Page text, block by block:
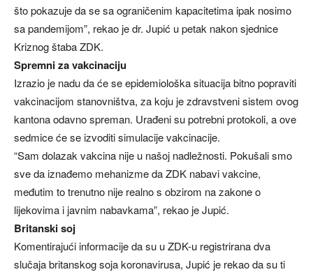
što pokazuje da se sa ograničenim kapacitetima ipak nosimo
sa pandemijom”, rekao je dr. Jupić u petak nakon sjednice
Kriznog štaba ZDK.
Spremni za vakcinaciju
Izrazio je nadu da će se epidemiološka situacija bitno popraviti
vakcinacijom stanovništva, za koju je zdravstveni sistem ovog
kantona odavno spreman. Urađeni su potrebni protokoli, a ove
sedmice će se izvoditi simulacije vakcinacije.
“Sam dolazak vakcina nije u našoj nadležnosti. Pokušali smo
sve da iznađemo mehanizme da ZDK nabavi vakcine,
međutim to trenutno nije realno s obzirom na zakone o
lijekovima i javnim nabavkama”, rekao je Jupić.
Britanski soj
Komentirajući informacije da su u ZDK-u registrirana dva
slučaja britanskog soja koronavirusa, Jupić je rekao da su ti